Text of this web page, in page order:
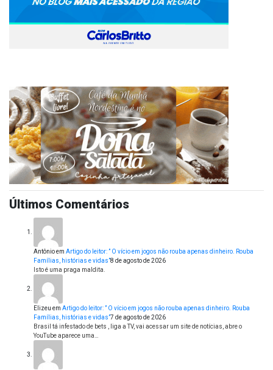
Últimos Comentários
Antônioem Artigo do leitor: ” O vício em jogos não rouba apenas dinheiro. Rouba
Famílias, histórias e vidas”8 de agosto de 2026
Isto é uma praga maldita.
Elizeu em Artigo do leitor: ” O vício em jogos não rouba apenas dinheiro. Rouba
Famílias, histórias e vidas”7 de agosto de 2026
Brasil tá infestado de bets , liga a TV, vai acessar um site de notícias, abre o
YouTube aparece uma…